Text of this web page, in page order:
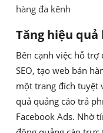
hàng đa kênh
Tăng hiệu quả
Bên cạnh việc hỗ
SEO, tạo web bán
một trang đích tuyệt
quả quảng cáo trả
Facebook Ads. Nhờ